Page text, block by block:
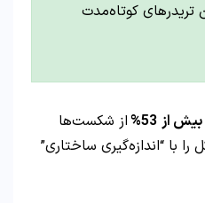
تریدرهای کوتاه‌مدت
بیش از 53%
از شکست‌ها
با “اندازه‌گیری ساختاری”